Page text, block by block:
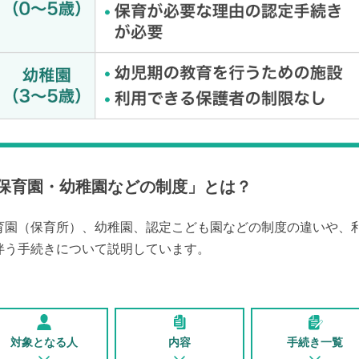
育園・幼稚園などの制度 」とは？
園（保育所）、幼稚園、認定こども園などの制度の違いや、
う手続きについて説明しています。
対象となる人 内容 手続き一覧